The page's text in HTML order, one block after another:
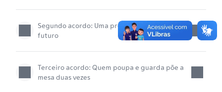
Segundo acordo: Uma promessa com o "eu" do
futuro
Terceiro acordo: Quem poupa e guarda põe a
mesa duas vezes